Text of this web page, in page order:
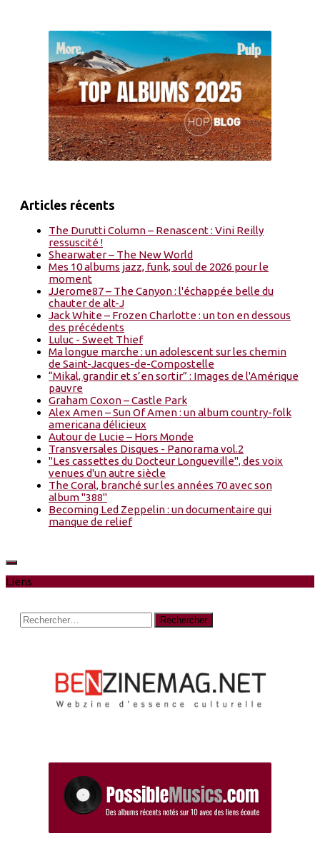
Articles récents
The Durutti Column – Renascent : Vini Reilly
ressuscité !
Shearwater – The New World
Mes 10 albums jazz, funk, soul de 2026 pour le
moment
JJerome87 – The Canyon : l'échappée belle du
chauter de alt-J
Jack White – Frozen Charlotte : un ton en dessous
des précédents
Luluc - Sweet Thief
Ma longue marche : un adolescent sur les chemin
de Saint-Jacques-de-Compostelle
“Mikal, grandir et s’en sortir” : Images de l'Amérique
pauvre
Graham Coxon – Castle Park
Alex Amen – Sun Of Amen : un album country-folk
americana délicieux
Autour de Lucie – Hors Monde
Transversales Disques - Panorama vol.2
"Les cassettes du Docteur Longueville", des voix
venues d'un autre siècle
The Coral, branché sur les années 70 avec son
album "388"
Becoming Led Zeppelin : un documentaire qui
manque de relief
Liens
Rechercher :